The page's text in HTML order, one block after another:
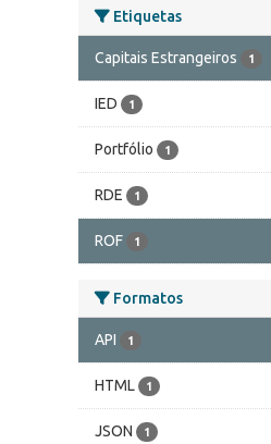
Etiquetas
Capitais Estrangeiros 1
IED 1
Portfólio 1
RDE 1
ROF 1
Formatos
API 1
HTML 1
JSON 1